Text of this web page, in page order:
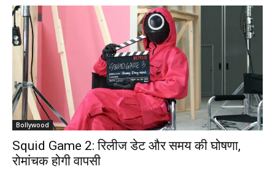
Bollywood
Squid Game 2: रिलीज डेट और समय की घोषणा,
रोमांचक होगी वापसी